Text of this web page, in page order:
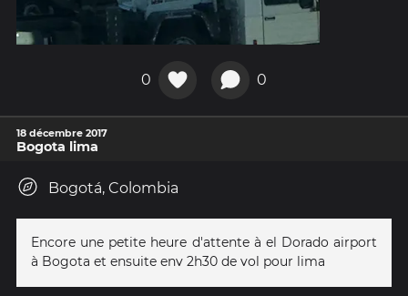
0 0
18 décembre 2017
Bogota lima
Bogotá, Colombia
Encore une petite heure d'attente à el Dorado airport
à Bogota et ensuite env 2h30 de vol pour lima